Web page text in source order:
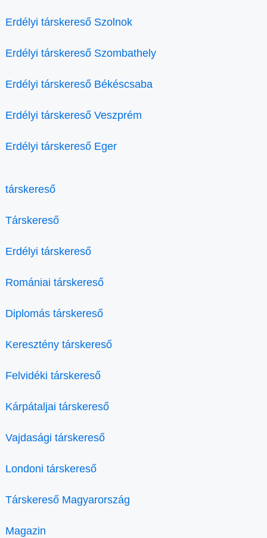
Erdélyi társkereső Szolnok
Erdélyi társkereső Szombathely
Erdélyi társkereső Békéscsaba
Erdélyi társkereső Veszprém
Erdélyi társkereső Eger
társkereső
Társkereső
Erdélyi társkereső
Romániai társkereső
Diplomás társkereső
Keresztény társkereső
Felvidéki társkereső
Kárpátaljai társkereső
Vajdasági társkereső
Londoni társkereső
Társkereső Magyarország
Magazin